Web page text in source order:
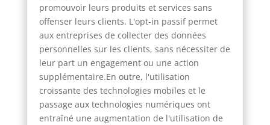
promouvoir leurs produits et services sans
offenser leurs clients. L'opt-in passif permet
aux entreprises de collecter des données
personnelles sur les clients, sans nécessiter de
leur part un engagement ou une action
supplémentaire.En outre, l'utilisation
croissante des technologies mobiles et le
passage aux technologies numériques ont
entraîné une augmentation de l'utilisation de